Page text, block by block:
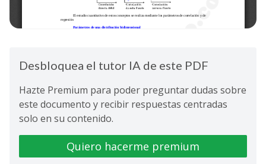
Desbloquea el tutor IA de este PDF
Hazte Premium para poder preguntar dudas sobre
este documento y recibir respuestas centradas
solo en su contenido.
Quiero hacerme premium